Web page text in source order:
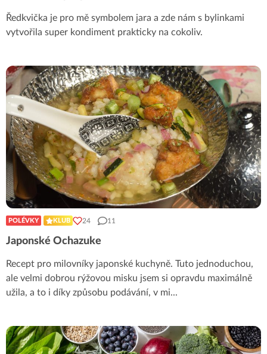
Ředkvička je pro mě symbolem jara a zde nám s bylinkami
vytvořila super kondiment prakticky na cokoliv.
POLÉVKY KLUB 24 11
Japonské Ochazuke
Recept pro milovníky japonské kuchyně. Tuto jednoduchou,
ale velmi dobrou rýžovou misku jsem si opravdu maximálně
užila, a to i díky způsobu podávání, v mi...